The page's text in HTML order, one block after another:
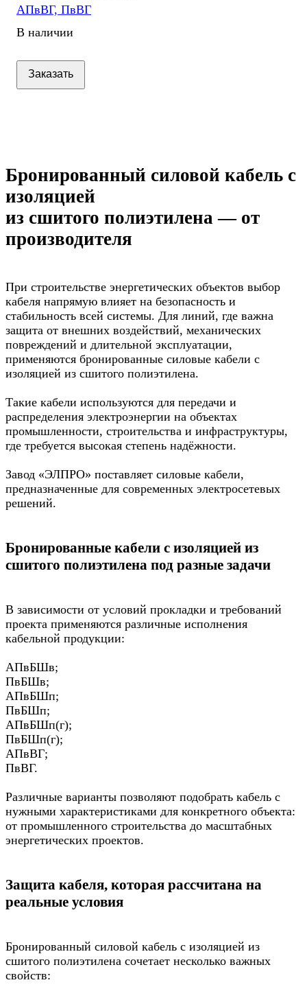
АПвВГ, ПвВГ
В наличии
Заказать
Бронированный силовой кабель с
изоляцией
из сшитого полиэтилена — от
производителя
При строительстве энергетических объектов выбор
кабеля напрямую влияет на безопасность и
стабильность всей системы. Для линий, где важна
защита от внешних воздействий, механических
повреждений и длительной эксплуатации,
применяются бронированные силовые кабели с
изоляцией из сшитого полиэтилена.
Такие кабели используются для передачи и
распределения электроэнергии на объектах
промышленности, строительства и инфраструктуры,
где требуется высокая степень надёжности.
Завод «ЭЛПРО» поставляет силовые кабели,
предназначенные для современных электросетевых
решений.
Бронированные кабели с изоляцией из
сшитого полиэтилена под разные задачи
В зависимости от условий прокладки и требований
проекта применяются различные исполнения
кабельной продукции:
АПвБШв;
ПвБШв;
АПвБШп;
ПвБШп;
АПвБШп(г);
ПвБШп(г);
АПвВГ;
ПвВГ.
Различные варианты позволяют подобрать кабель с
нужными характеристиками для конкретного объекта:
от промышленного строительства до масштабных
энергетических проектов.
Защита кабеля, которая рассчитана на
реальные условия
Бронированный силовой кабель с изоляцией из
сшитого полиэтилена сочетает несколько важных
свойств: